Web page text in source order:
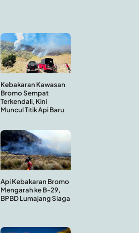
Kebakaran Kawasan
Bromo Sempat
Terkendali, Kini
Muncul Titik Api Baru
Api Kebakaran Bromo
Mengarah ke B-29,
BPBD Lumajang Siaga